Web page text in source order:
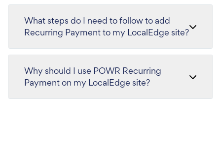
What steps do I need to follow to add
Recurring Payment to my LocalEdge site?
Why should I use POWR Recurring
Payment on my LocalEdge site?